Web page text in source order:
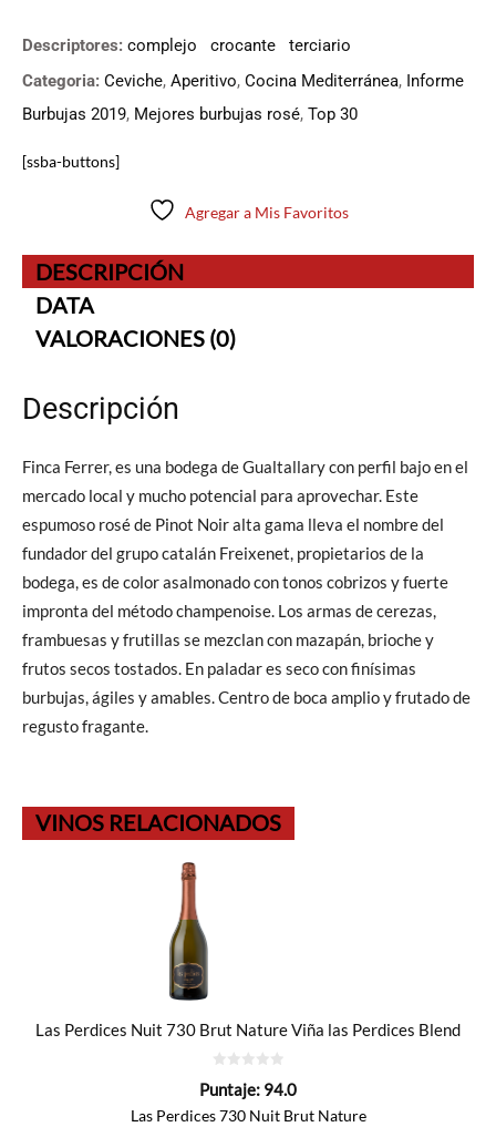
Descriptores: complejo crocante
terciario
Categoria: Ceviche, Aperitivo, Cocina Mediterránea, Informe
Burbujas 2019, Mejores burbujas rosé, Top 30
[ssba-buttons]
Agregar a Mis Favoritos
DESCRIPCIÓN
DATA
VALORACIONES (0)
Descripción
Finca Ferrer, es una bodega de Gualtallary con perfil bajo en el
mercado local y mucho potencial para aprovechar. Este
espumoso rosé de Pinot Noir alta gama lleva el nombre del
fundador del grupo catalán Freixenet, propietarios de la
bodega, es de color asalmonado con tonos cobrizos y fuerte
impronta del método champenoise. Los armas de cerezas,
frambuesas y frutillas se mezclan con mazapán, brioche y
frutos secos tostados. En paladar es seco con finísimas
burbujas, ágiles y amables. Centro de boca amplio y frutado de
regusto fragante.
VINOS RELACIONADOS
Las Perdices Nuit 730 Brut Nature Viña las Perdices Blend
de
Puntaje: 94.0
Las Perdices 730 Nuit Brut Nature